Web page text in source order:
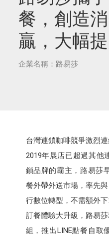
餐，創造
贏，大幅
企業名稱：路易莎
台灣連鎖咖啡競爭激烈
2019年展店已超過其他
鎖品牌的霸主，路易莎
餐外帶外送市場，率先
行數位轉型，不需額外
訂餐體驗大升級，路易
組，推出LINE點餐自取